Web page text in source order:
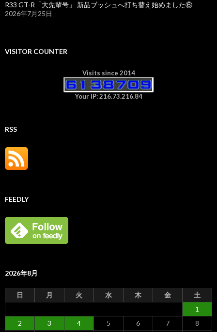
R33 GT-R「大先輩号」 新品ブッシュへ打ち替え始めました⑥
2026年7月25日
VISITOR COUNTER
Visits since 2014
Your IP: 216.73.216.84
RSS
FEEDLY
2026年8月
日 月 火 水 木 金 土
1
2
3 4 5 6 7
8